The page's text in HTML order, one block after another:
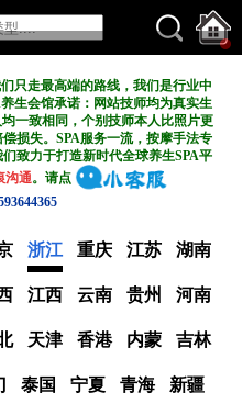
只走最高端的路线，我们是行业中
生会馆承诺：网站技师均为真实生
一致相同，个别技师本人比照片更
损失。SPA服务一流，按摩手法专
致力于打造新时代全球养生SPA平
沟通。请点
浙江 重庆 江苏 湖南
江西 云南 贵州 河南
天津 香港 内蒙 吉林
泰国 宁夏 青海 新疆